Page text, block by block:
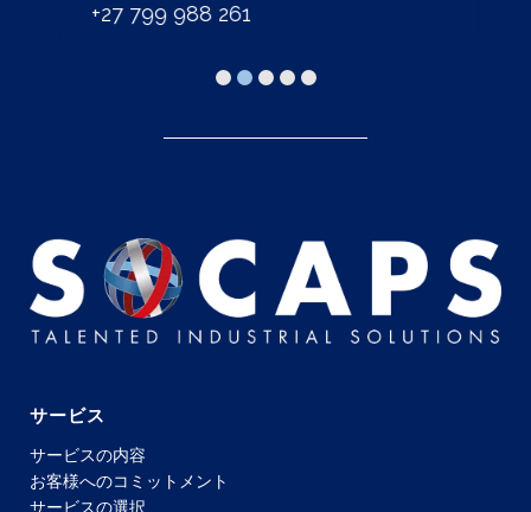
+27 799 988 261
サービス
サービスの内容
お客様へのコミットメント
サービスの選択